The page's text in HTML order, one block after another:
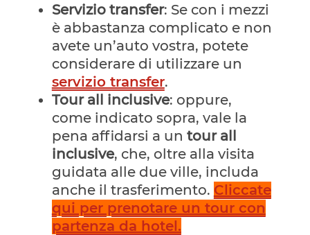
Servizio transfer: Se con i mezzi
è abbastanza complicato e non
avete un’auto vostra, potete
considerare di utilizzare un
servizio transfer.
Tour all inclusive: oppure,
come indicato sopra, vale la
pena affidarsi a un tour all
inclusive, che, oltre alla visita
guidata alle due ville, includa
anche il trasferimento. Cliccate
qui per prenotare un tour con
partenza da hotel.